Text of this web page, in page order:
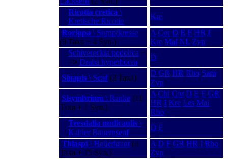
Ricotia cretica \
Kretische Ricotie
Kre
Rorippa \ Sumpfkresse
(9 Taxa + 4 Syn.)
A Cor D E F HR I
Kre Mal NL Zyp
Schivereckia podolica −
−> Draba hyperborea
D
Sinapis \ Senf(2 Taxa)
D GR HR Rho Sam
Zyp
Sisymbrium \ Rauke (11
Taxa + 1 Syn.)
A Chi Cor D E F GR
HR I Kre Les Mal
Rho
Teesdalia nudicaulis \
Kahler Bauernsenf
D F
Thlaspi \ Hellerkraut (4
Taxa + 15 Syn.)
A D F GR HR I Rho
Zyp